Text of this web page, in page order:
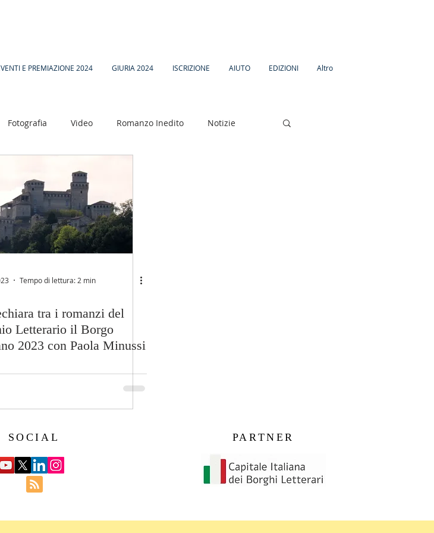
E PREMIAZIONE 2024 GIURIA 2024 ISCRIZIONE AIUTO EDIZIONI Altro
Fotografia Video Romanzo Inedito Notizie
Tempo di lettura: 2 min
tra i romanzi del
Letterario il Borgo
2023 con Paola Minussi
SOCIAL PARTNER